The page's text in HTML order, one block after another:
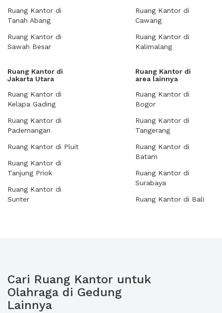
Ruang Kantor di
Tanah Abang
Ruang Kantor di
Sawah Besar
Ruang Kantor di
Cawang
Ruang Kantor di
Kalimalang
Ruang Kantor di
Jakarta Utara
Ruang Kantor di
Kelapa Gading
Ruang Kantor di
Pademangan
Ruang Kantor di Pluit
Ruang Kantor di
Tanjung Priok
Ruang Kantor di
Sunter
Ruang Kantor di
area lainnya
Ruang Kantor di
Bogor
Ruang Kantor di
Tangerang
Ruang Kantor di
Batam
Ruang Kantor di
Surabaya
Ruang Kantor di Bali
Cari Ruang Kantor untuk
Olahraga di Gedung
Lainnya